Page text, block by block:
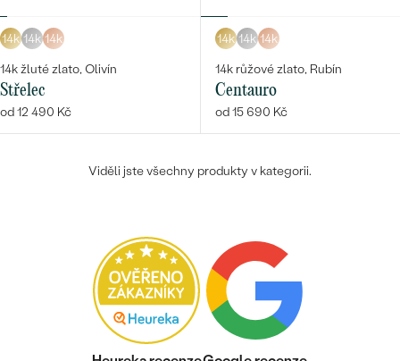
Bestsellery
OBJEVIT
14k 14k 14k
14k žluté zlato, Olivín
Střelec
od 12 490 Kč
14k 14k 14k
14k růžové zlato, Rubín
Centauro
od 15 690 Kč
Viděli jste všechny produkty v kategorii.